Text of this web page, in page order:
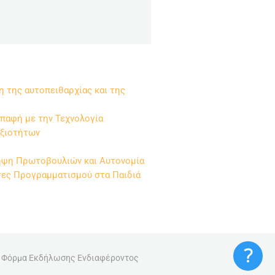
αυτοπειθαρχίας και της
με την Τεχνολογία
Πρωτοβουλιών και Αυτονομία
Προγραμματισμού στα Παιδιά
Φόρμα Εκδήλωσης Ενδιαφέροντος